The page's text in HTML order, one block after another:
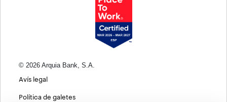
© 2026 Arquia Bank, S.A.
Avís legal
Política de galetes